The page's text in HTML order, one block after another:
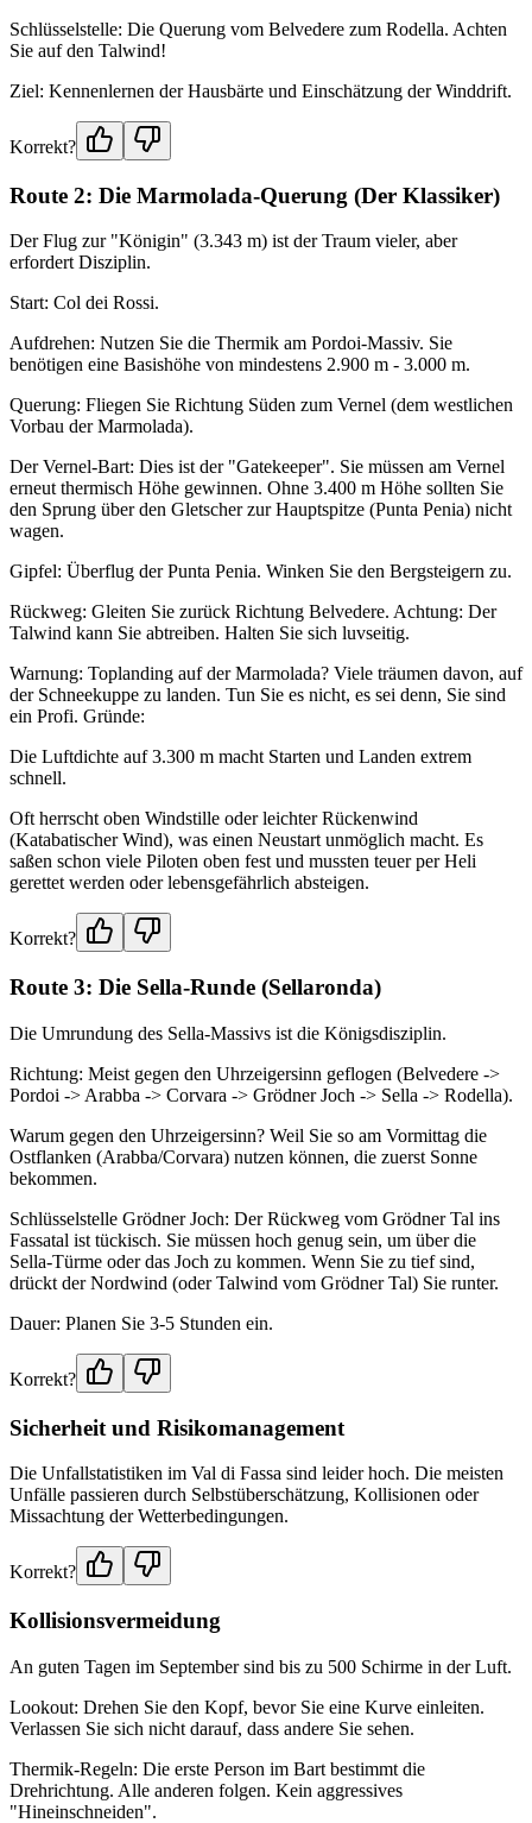
Schlüsselstelle: Die Querung vom Belvedere zum Rodella. Achten
Sie auf den Talwind!
Ziel: Kennenlernen der Hausbärte und Einschätzung der Winddrift.
Korrekt?
Route 2: Die Marmolada-Querung (Der Klassiker)
Der Flug zur "Königin" (3.343 m) ist der Traum vieler, aber
erfordert Disziplin.
Start: Col dei Rossi.
Aufdrehen: Nutzen Sie die Thermik am Pordoi-Massiv. Sie
benötigen eine Basishöhe von mindestens 2.900 m - 3.000 m.
Querung: Fliegen Sie Richtung Süden zum Vernel (dem westlichen
Vorbau der Marmolada).
Der Vernel-Bart: Dies ist der "Gatekeeper". Sie müssen am Vernel
erneut thermisch Höhe gewinnen. Ohne 3.400 m Höhe sollten Sie
den Sprung über den Gletscher zur Hauptspitze (Punta Penia) nicht
wagen.
Gipfel: Überflug der Punta Penia. Winken Sie den Bergsteigern zu.
Rückweg: Gleiten Sie zurück Richtung Belvedere. Achtung: Der
Talwind kann Sie abtreiben. Halten Sie sich luvseitig.
Warnung: Toplanding auf der Marmolada? Viele träumen davon, auf
der Schneekuppe zu landen. Tun Sie es nicht, es sei denn, Sie sind
ein Profi. Gründe:
Die Luftdichte auf 3.300 m macht Starten und Landen extrem
schnell.
Oft herrscht oben Windstille oder leichter Rückenwind
(Katabatischer Wind), was einen Neustart unmöglich macht. Es
saßen schon viele Piloten oben fest und mussten teuer per Heli
gerettet werden oder lebensgefährlich absteigen.
Korrekt?
Route 3: Die Sella-Runde (Sellaronda)
Die Umrundung des Sella-Massivs ist die Königsdisziplin.
Richtung: Meist gegen den Uhrzeigersinn geflogen (Belvedere ->
Pordoi -> Arabba -> Corvara -> Grödner Joch -> Sella -> Rodella).
Warum gegen den Uhrzeigersinn? Weil Sie so am Vormittag die
Ostflanken (Arabba/Corvara) nutzen können, die zuerst Sonne
bekommen.
Schlüsselstelle Grödner Joch: Der Rückweg vom Grödner Tal ins
Fassatal ist tückisch. Sie müssen hoch genug sein, um über die
Sella-Türme oder das Joch zu kommen. Wenn Sie zu tief sind,
drückt der Nordwind (oder Talwind vom Grödner Tal) Sie runter.
Dauer: Planen Sie 3-5 Stunden ein.
Korrekt?
Sicherheit und Risikomanagement
Die Unfallstatistiken im Val di Fassa sind leider hoch. Die meisten
Unfälle passieren durch Selbstüberschätzung, Kollisionen oder
Missachtung der Wetterbedingungen.
Korrekt?
Kollisionsvermeidung
An guten Tagen im September sind bis zu 500 Schirme in der Luft.
Lookout: Drehen Sie den Kopf, bevor Sie eine Kurve einleiten.
Verlassen Sie sich nicht darauf, dass andere Sie sehen.
Thermik-Regeln: Die erste Person im Bart bestimmt die
Drehrichtung. Alle anderen folgen. Kein aggressives
"Hineinschneiden".